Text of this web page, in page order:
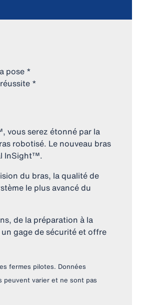
pose *
*
vous serez étonné par la
robotisé. Le nouveau bras
InSight™.
du bras, la qualité de
le plus avancé du
de la préparation à la
gage de sécurité et offre
fermes pilotes. Données
peuvent varier et ne sont pas